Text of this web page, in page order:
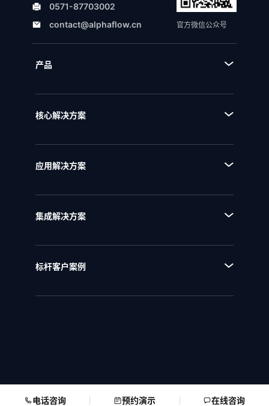
0571-87703002
contact@alphaflow.cn
官方微信公众号
产品
■ BPI流程挖掘分析平台
■ BPE流程引擎
核心解决方案
■ 流程资产管理
■ 流程运行和自动化
应用解决方案
■ IPD研发项目管理
■ RSM法规标准管理
集成解决方案
■ SAP流程集成
■ 金蝶流程集成
标杆客户案例
电话咨询 预约演示 在线咨询